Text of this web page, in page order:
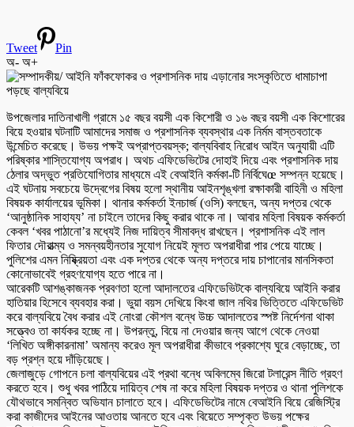
Tweet
Pin
অ- অ+
উপজেলার দাতিনাখালী গ্রামে ১৫ বছর বয়সী এক কিশোরী ও ১৬ বছর বয়সী এক কিশোরের
বিয়ে হওয়ার ঘটনাটি আমাদের সমাজ ও প্রশাসনিক ব্যবস্থার এক নির্মম বাস্তবতাকে
উন্মেচিত করেছে। উভয় পক্ষই অপ্রাপ্তবয়স্ক; বাল্যবিবাহ নিরোধ আইন অনুযায়ী এটি
পরিষ্কার শাস্তিযোগ্য অপরাধ। অথচ এফিডেভিটের দোহাই দিয়ে এবং প্রশাসনিক দায়
ঠেলার অদ্ভুত প্রতিযোগিতার মাধ্যমে এই বেআইনি কর্মকা-টি নির্বিঘেœ সম্পন্ন হয়েছে।
এই ঘটনায় সবচেয়ে উদ্বেগের বিষয় হলো স্থানীয় আইনশৃঙ্খলা রক্ষাকারী বাহিনী ও মহিলা
বিষয়ক কার্যালয়ের ভূমিকা। থানার কর্মকর্তা ইনচার্জ (ওসি) বলছেন, অন্য দপ্তর থেকে
‘আনুষ্ঠানিক সাহায্য’ না চাইলে তাদের কিছু করার থাকে না। আবার মহিলা বিষয়ক কর্মকর্তা
কেবল ‘খবর পাঠানো’র মধ্যেই নিজ দায়িত্ব সীমাবদ্ধ রাখছেন। প্রশাসনিক এই লাল
ফিতার দৌরাত্ম্য ও সমন্বয়হীনতার সুযোগ নিয়েই মূলত অপরাধীরা পার পেয়ে যাচ্ছে।
পুলিশের এমন নিষ্ক্রিয়তা এবং এক দপ্তর থেকে অন্য দপ্তরে দায় চাপানোর মানসিকতা
কোনোভাবেই গ্রহণযোগ্য হতে পারে না।
আরেকটি আশঙ্কাজনক প্রবণতা হলো আদালতের এফিডেভিটকে বাল্যবিয়ে আইনি করার
হাতিয়ার হিসেবে ব্যবহার করা। ভুয়া বয়স দেখিয়ে কিংবা জাল নথির ভিত্তিতে এফিডেভিট
করে বাল্যবিয়ে বৈধ করার এই নোংরা কৌশল বন্ধে উচ্চ আদালতের স্পষ্ট নির্দেশনা থাকা
সত্ত্বেও তা কার্যকর হচ্ছে না। উপরন্তু, বিয়ে না দেওয়ার জন্য আগে থেকে নেওয়া
‘লিখিত অঙ্গীকারনামা’ অমান্য করেও মূল অপরাধীরা কীভাবে প্রকাশ্যে ঘুরে বেড়াচ্ছে, তা
বড় প্রশ্ন হয়ে দাঁড়িয়েছে।
জেলাজুড়ে গোপনে চলা বাল্যবিয়ের এই প্রথা বন্ধে অবিলম্বে জিরো টলারেন্স নীতি গ্রহণ
করতে হবে। শুধু খবর পাঠিয়ে দায়িত্ব শেষ না করে মহিলা বিষয়ক দপ্তর ও থানা পুলিশকে
যৌথভাবে সমন্বিত অভিযান চালাতে হবে। এফিডেভিটের নামে বেআইনি বিয়ে রেজিস্ট্রি
করা কাজীদের আইনের আওতায় আনতে হবে এবং বিয়েতে সম্পৃক্ত উভয় পক্ষের